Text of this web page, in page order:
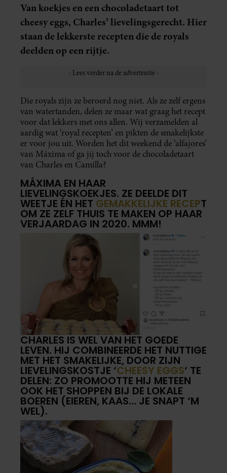
Van koekjes en een chocoladetaart tot
cheesy eggs, Charles’ lievelingsgerecht. Hier
staan de lekkerste recepten die de royals
deelden op een rijtje.
Die royals zijn ze beroerd nog niet. Als ze zelf ergens
van watertanden, delen ze maar wat graag het recept
voor dat lekkers met ons allen. Wij verzamelden al
aardig wat ‘royal recepten’ en pikten de smakelijkste
er voor jou uit. Worden het dit weekend de ‘alfajores’
van Máxima of ga jij toch voor de chocoladetaart
van Charles en Camilla?
MÁXIMA EN HAAR
LIEVELINGSKOEKJES. ZE DEELDE DIT
WEETJE ÉN HET GEMAKKELIJKE RECEPT
OM ZE ZELF THUIS TE MAKEN OP HAAR
VERJAARDAG IN 2020. MMM!
CHARLES IS WEL VAN HET GOEDE
LEVEN. HIJ COMBINEERDE HET NUTTIGE
MET HET SMAKELIJKE, DOOR ZIJN
LIEVELINGSKOSTJE ‘CHEESY EGGS‘ TE
DELEN: ZO PROMOOTTE HIJ METEEN
OOK HET SHOPPEN BIJ DE LOKALE
BOEREN (EIEREN, KAAS… JE SNAPT ‘M
WEL).